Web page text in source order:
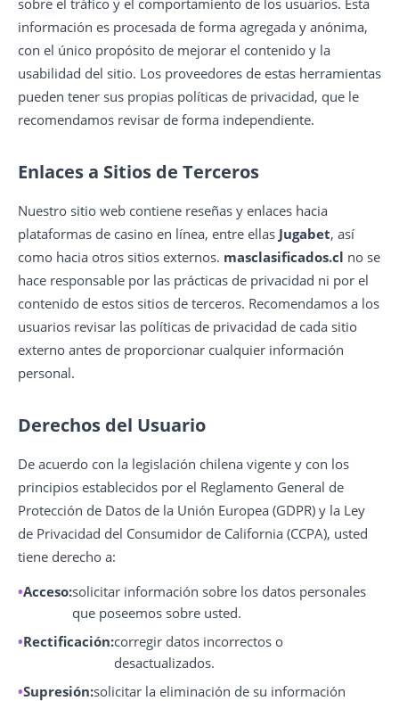
sobre el tráfico y el comportamiento de los usuarios. Esta
información es procesada de forma agregada y anónima,
con el único propósito de mejorar el contenido y la
usabilidad del sitio. Los proveedores de estas herramientas
pueden tener sus propias políticas de privacidad, que le
recomendamos revisar de forma independiente.
Enlaces a Sitios de Terceros
Nuestro sitio web contiene reseñas y enlaces hacia
plataformas de casino en línea, entre ellas Jugabet, así
como hacia otros sitios externos. masclasificados.cl no se
hace responsable por las prácticas de privacidad ni por el
contenido de estos sitios de terceros. Recomendamos a los
usuarios revisar las políticas de privacidad de cada sitio
externo antes de proporcionar cualquier información
personal.
Derechos del Usuario
De acuerdo con la legislación chilena vigente y con los
principios establecidos por el Reglamento General de
Protección de Datos de la Unión Europea (GDPR) y la Ley
de Privacidad del Consumidor de California (CCPA), usted
tiene derecho a:
Acceso:solicitar información sobre los datos personales
que poseemos sobre usted.
Rectificación:corregir datos incorrectos o
desactualizados.
Supresión:solicitar la eliminación de su información